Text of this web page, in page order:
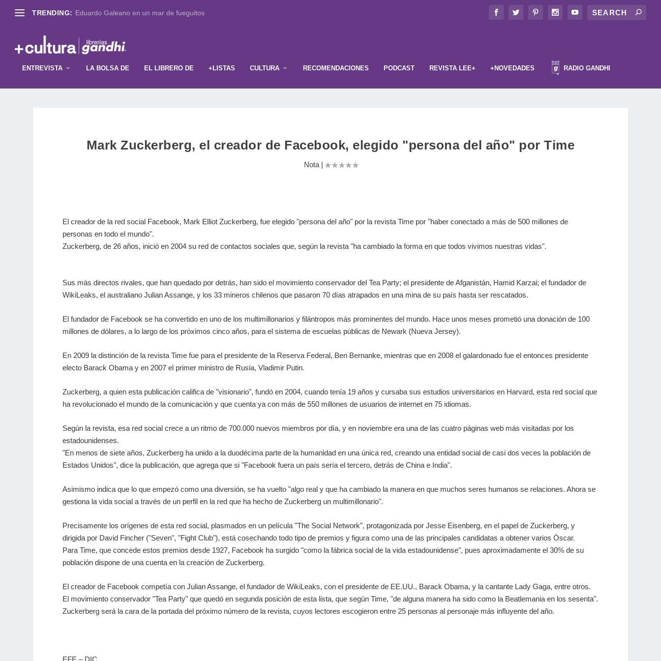
TRENDING: Eduardo Galeano en un mar de fueguitos
ENTREVISTA LA BOLSA DE EL LIBRERO DE +LISTAS CULTURA RECOMENDACIONES PODCAST REVISTA LEE+ +NOVEDADES RADIO GANDHI
Mark Zuckerberg, el creador de Facebook, elegido "persona del año" por Time
Nota|
El creador de la red social Facebook, Mark Elliot Zuckerberg, fue elegido "persona del año" por la revista Time por "haber conectado a más de 500 millones de
personas en todo el mundo".
Zuckerberg, de 26 años, inició en 2004 su red de contactos sociales que, según la revista "ha cambiado la forma en que todos vivimos nuestras vidas".
Sus más directos rivales, que han quedado por detrás, han sido el movimiento conservador del Tea Party; el presidente de Afganistán, Hamid Karzai; el fundador de
WikiLeaks, el australiano Julian Assange, y los 33 mineros chilenos que pasaron 70 días atrapados en una mina de su país hasta ser rescatados.
El fundador de Facebook se ha convertido en uno de los multimillonarios y filántropos más prominentes del mundo. Hace unos meses prometió una donación de 100
millones de dólares, a lo largo de los próximos cinco años, para el sistema de escuelas públicas de Newark (Nueva Jersey).
En 2009 la distinción de la revista Time fue para el presidente de la Reserva Federal, Ben Bernanke, mientras que en 2008 el galardonado fue el entonces presidente
electo Barack Obama y en 2007 el primer ministro de Rusia, Vladimir Putin.
Zuckerberg, a quien esta publicación califica de "visionario", fundó en 2004, cuando tenía 19 años y cursaba sus estudios universitarios en Harvard, esta red social que
ha revolucionado el mundo de la comunicación y que cuenta ya con más de 550 millones de usuarios de internet en 75 idiomas.
Según la revista, esa red social crece a un ritmo de 700.000 nuevos miembros por día, y en noviembre era una de las cuatro páginas web más visitadas por los
estadounidenses.
"En menos de siete años, Zuckerberg ha unido a la duodécima parte de la humanidad en una única red, creando una entidad social de casi dos veces la población de
Estados Unidos", dice la publicación, que agrega que si "Facebook fuera un país sería el tercero, detrás de China e India".
Asimismo indica que lo que empezó como una diversión, se ha vuelto "algo real y que ha cambiado la manera en que muchos seres humanos se relaciones. Ahora se
gestiona la vida social a través de un perfil en la red que ha hecho de Zuckerberg un multimillonario".
Precisamente los orígenes de esta red social, plasmados en un película "The Social Network", protagonizada por Jesse Eisenberg, en el papel de Zuckerberg, y
dirigida por David Fincher ("Seven", "Fight Club"), está cosechando todo tipo de premios y figura como una de las principales candidatas a obtener varios Óscar.
Para Time, que concede estos premios desde 1927, Facebook ha surgido "como la fábrica social de la vida estadounidense", pues aproximadamente el 30% de su
población dispone de una cuenta en la creación de Zuckerberg.
El creador de Facebook competía con Julian Assange, el fundador de WikiLeaks, con el presidente de EE.UU., Barack Obama, y la cantante Lady Gaga, entre otros.
El movimiento conservador "Tea Party" que quedó en segunda posición de esta lista, que según Time, "de alguna manera ha sido como la Beatlemania en los sesenta".
Zuckerberg será la cara de la portada del próximo número de la revista, cuyos lectores escogieron entre 25 personas al personaje más influyente del año.
EFE – DIC